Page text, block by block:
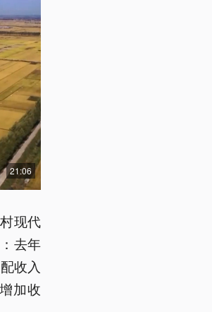
21:06
现代
去年
收入
加收